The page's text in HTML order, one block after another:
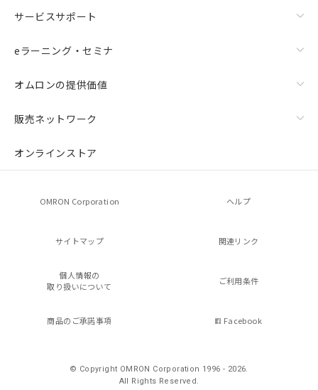
サービスサポート
eラーニング・セミナ
オムロンの提供価値
販売ネットワーク
オンラインストア
OMRON Corporation ヘルプ
サイトマップ 関連リンク
個人情報の
取り扱いについて
ご利用条件
商品のご承諾事項 Facebook
© Copyright OMRON Corporation 1996 - 2026.
All Rights Reserved.